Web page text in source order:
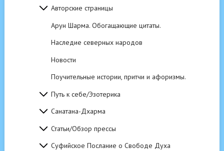
Авторские страницы
Арун Шарма. Обогащающие цитаты.
Наследие северных народов
Новости
Поучительные истории, притчи и афоризмы.
Путь к себе/Эзотерика
Санатана-Дхарма
Статьи/Обзор прессы
Суфийское Послание о Свободе Духа